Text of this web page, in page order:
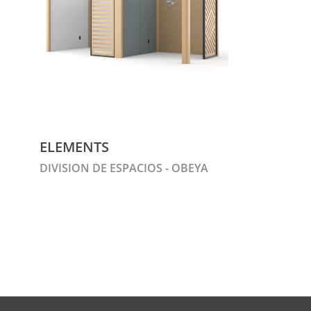
ELEMENTS
DIVISION DE ESPACIOS - OBEYA